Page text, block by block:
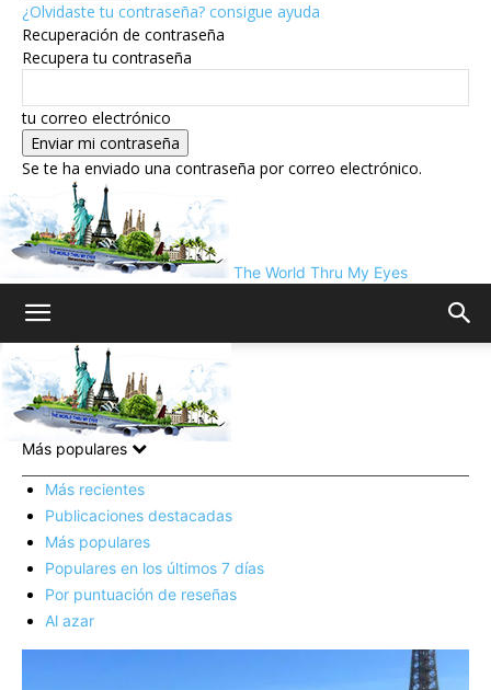
¿Olvidaste tu contraseña? consigue ayuda
Recuperación de contraseña
Recupera tu contraseña
tu correo electrónico
Se te ha enviado una contraseña por correo electrónico.
The World Thru My Eyes
Inicio Europa
Europa
Más populares
Más recientes
Publicaciones destacadas
Más populares
Populares en los últimos 7 días
Por puntuación de reseñas
Al azar